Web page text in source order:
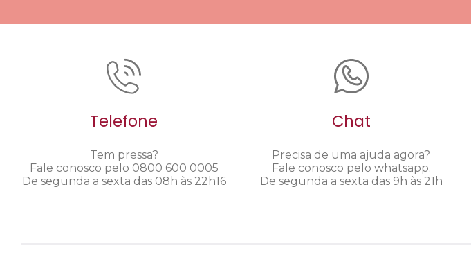
Telefone
Tem pressa?
Fale conosco pelo 0800 600 0005
De segunda a sexta das 08h às 22h16
Chat
Precisa de uma ajuda agora?
Fale conosco pelo whatsapp.
De segunda a sexta das 9h às 21h